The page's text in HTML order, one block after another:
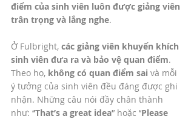
điểm của sinh viên luôn được giảng viên
trân trọng và lắng nghe.
Ở Fulbright, các giảng viên khuyến khích
sinh viên đưa ra và bảo vệ quan điểm.
Theo họ, không có quan điểm sai và mỗi
ý tưởng của sinh viên đều đáng được ghi
nhận. Những câu nói đầy chân thành
như: ‘‘That’s a great idea’’ hoặc ‘‘Please